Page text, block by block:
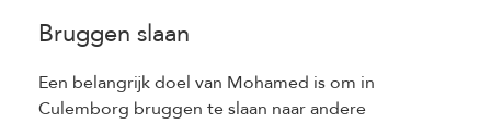
Bruggen slaan
Een belangrijk doel van Mohamed is om in
Culemborg bruggen te slaan naar andere